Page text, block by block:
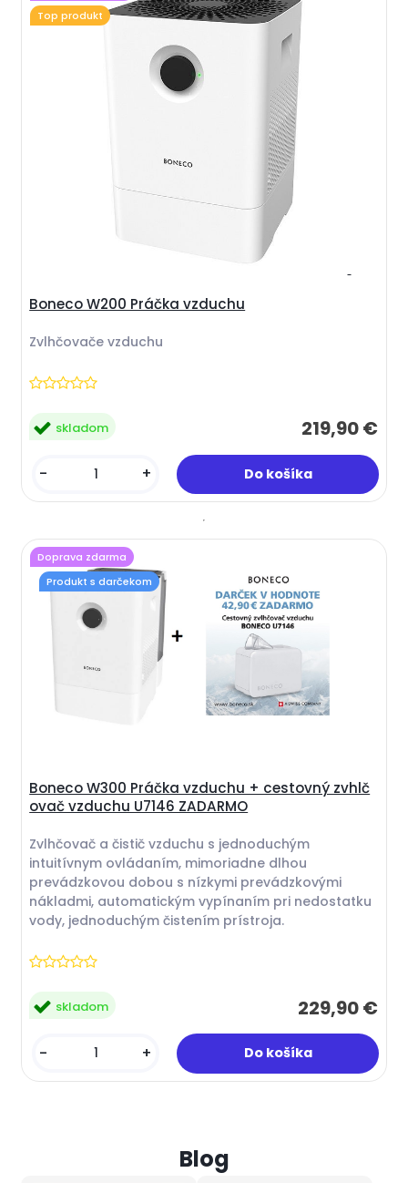
Boneco W200 Práčka vzduchu
Zvlhčovače vzduchu
219,90 €
skladom
- +
Top produkt
Boneco W300 Práčka vzduchu + cestovný zvhlč
ovač vzduchu U7146 ZADARMO
Zvlhčovač a čistič vzduchu s jednoduchým
intuitívnym ovládaním, mimoriadne dlhou
prevádzkovou dobou s nízkymi prevádzkovými
nákladmi, automatickým vypínaním pri nedostatku
vody, jednoduchým čistením prístroja.
229,90 €
skladom
- +
Doprava zdarma
Produkt s darčekom